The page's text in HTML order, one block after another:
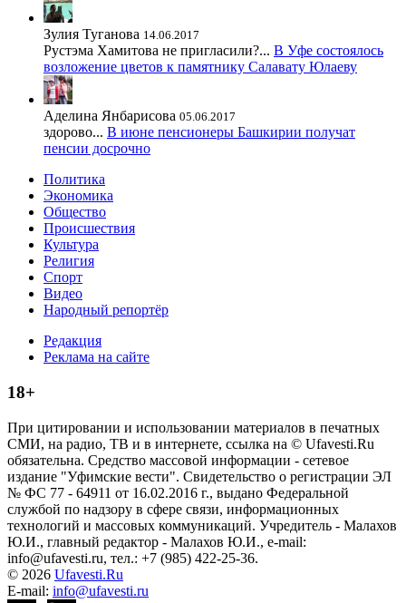
Зулия Туганова 14.06.2017
Рустэма Хамитова не пригласили?... В Уфе состоялось
возложение цветов к памятнику Салавату Юлаеву
Аделина Янбарисова 05.06.2017
здорово... В июне пенсионеры Башкирии получат
пенсии досрочно
Политика
Экономика
Общество
Происшествия
Культура
Религия
Спорт
Видео
Народный репортёр
Редакция
Реклама на сайте
18+
При цитировании и использовании материалов в печатных
СМИ, на радио, ТВ и в интернете, ссылка на © Ufavesti.Ru
обязательна. Средство массовой информации - сетевое
издание "Уфимские вести". Свидетельство о регистрации ЭЛ
№ ФС 77 - 64911 от 16.02.2016 г., выдано Федеральной
службой по надзору в сфере связи, информационных
технологий и массовых коммуникаций. Учредитель - Малахов
Ю.И., главный редактор - Малахов Ю.И., e-mail:
info@ufavesti.ru, тел.: +7 (985) 422-25-36.
© 2026 Ufavesti.Ru
E-mail: info@ufavesti.ru